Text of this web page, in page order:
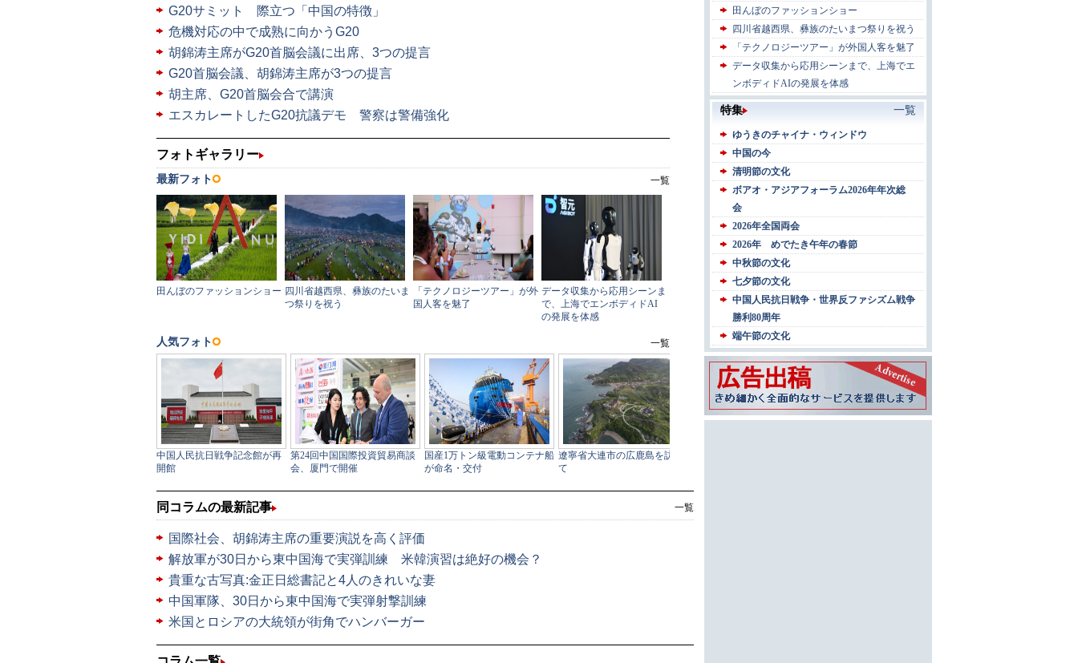
G20サミット 際立つ「中国の特徴」
危機対応の中で成熟に向かうG20
胡錦涛主席がG20首脳会議に出席、3つの提言
G20首脳会議、胡錦涛主席が3つの提言
胡主席、G20首脳会合で講演
エスカレートしたG20抗議デモ 警察は警備強化
一覧
同コラムの最新記事
国際社会、胡錦涛主席の重要演説を高く評価
解放軍が30日から東中国海で実弾訓練 米韓演習は絶好の機会？
貴重な古写真:金正日総書記と4人のきれいな妻
中国軍隊、30日から東中国海で実弾射撃訓練
米国とロシアの大統領が街角でハンバーガー